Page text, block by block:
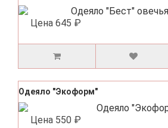
Цена 645 ₽
Одеяло "Экоформ"
Цена 550 ₽